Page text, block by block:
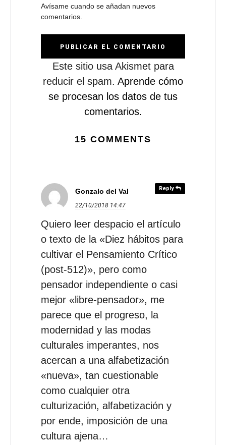
Avísame cuando se añadan nuevos
comentarios.
Este sitio usa Akismet para
reducir el spam. Aprende cómo
se procesan los datos de tus
comentarios.
15 COMMENTS
Reply
Gonzalo del Val
22/10/2018 14:47
Quiero leer despacio el artículo
o texto de la «Diez hábitos para
cultivar el Pensamiento Crítico
(post-512)», pero como
pensador independiente o casi
mejor «libre-pensador», me
parece que el progreso, la
modernidad y las modas
culturales imperantes, nos
acercan a una alfabetización
«nueva», tan cuestionable
como cualquier otra
culturización, alfabetización y
por ende, imposición de una
cultura ajena…